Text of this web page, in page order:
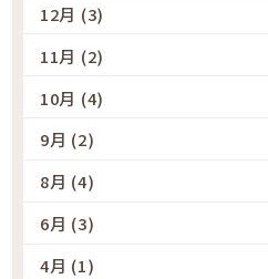
12月 (3)
11月 (2)
10月 (4)
9月 (2)
8月 (4)
6月 (3)
4月 (1)